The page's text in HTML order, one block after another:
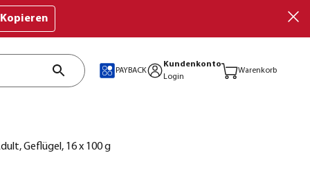
Kopieren
PAYBACK
Kundenkonto
Login
Warenkorb
Geflügel, 16 x 100 g